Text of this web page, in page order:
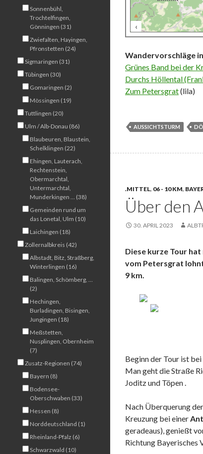
200 m
‹
Wandervorschläge
Grünes Band bei der
Durchs Höllental
Zum Petersgrat(lila)
AUSSICHTSTURM
.MITTEL, 06 - 10 KM,
Über den
30. APRIL 2023
Diese kurze Tour
vom Petersgrat
9 km.
Beginn der Tour ist
Man geht die Straße
Joditz und Töpen .
Nach Überquerung
Kreuzung bei einer
geradeaus), genießt
Richtung Bayerisches
Sonnenbühl,
Trochtelfingen,
Gönningen (31)
Zwiefalten, Hayingen,
Pfronstetten (24)
Sigmaringen (31)
Tübingen (30)
Gomaringen (2)
Mössingen (19)
Tuttlingen (20)
Ulm / Alb-Donau (86)
Blaubeuren, Blaustein,
Schelklingen (22)
Ehingen, Lauterach,
Rechtenstein,
Obermarchtal,
Untermarchtal,
Munderkingen … (38)
Gemeinden rund um
das Lonetal, Ulm (10)
Laichingen (18)
Zollernalbkreis (42)
Albstadt, Bitz, Straßberg,
Winterlingen (16)
Balingen, Schömberg, …
(2)
Hechingen,
Burladingen, Bisingen,
Jungingen (18)
Meßstetten,
Nusplingen, Obernheim
(7)
Zusatz-Regionen (74)
Bayern (8)
Bodensee-
Oberschwaben (33)
Hessen (8)
Norddeutschland (1)
Rheinland-Pfalz (6)
Schwarzwald (10)